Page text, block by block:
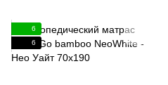
6
6